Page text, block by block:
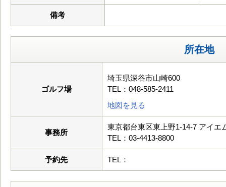
備考
所在地
ゴルフ場
埼玉県深谷市山崎600
TEL：048-585-2411
地図を見る
事務所
東京都台東区東上野1-14-7 アイエ
TEL：03-4413-8800
予約先 TEL：